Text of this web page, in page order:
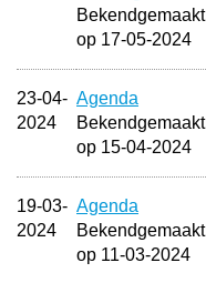
Bekendgemaakt
op 17-05-2024
23-04-
2024
Agenda
Bekendgemaakt
op 15-04-2024
19-03-
2024
Agenda
Bekendgemaakt
op 11-03-2024